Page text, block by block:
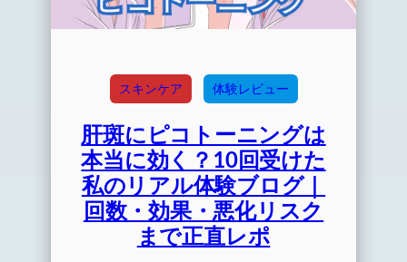
スキンケア 体験レビュー
肝斑にピコトーニングは
本当に効く？10回受けた
私のリアル体験ブログ｜
回数・効果・悪化リスク
まで正直レポ